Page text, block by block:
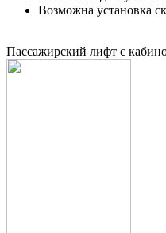
Возможна установка
Пассажирский лифт с